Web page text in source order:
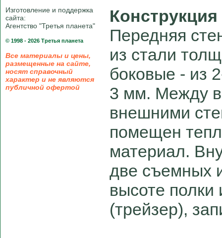
Изготовление и поддержка
сайта:
Агентство "Третья планета"
© 1998 - 2026 Третья планета
Все материалы и цены,
размещенные на сайте,
носят справочный
характер и не являются
публичной офертой
Конструкция
Передняя
из стали
боковые - из
3 мм. Между
внешними
помещен
материал.
две съемных
высоте полки
(трейзер),